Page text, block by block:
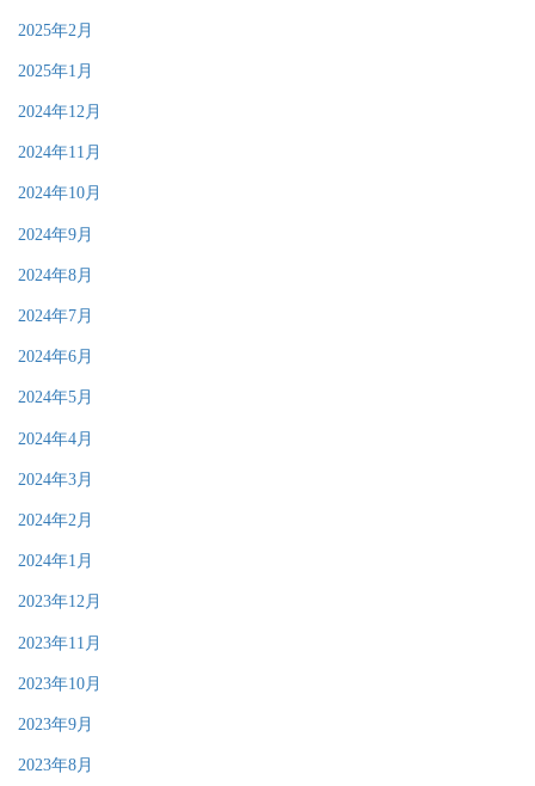
2025年2月
2025年1月
2024年12月
2024年11月
2024年10月
2024年9月
2024年8月
2024年7月
2024年6月
2024年5月
2024年4月
2024年3月
2024年2月
2024年1月
2023年12月
2023年11月
2023年10月
2023年9月
2023年8月